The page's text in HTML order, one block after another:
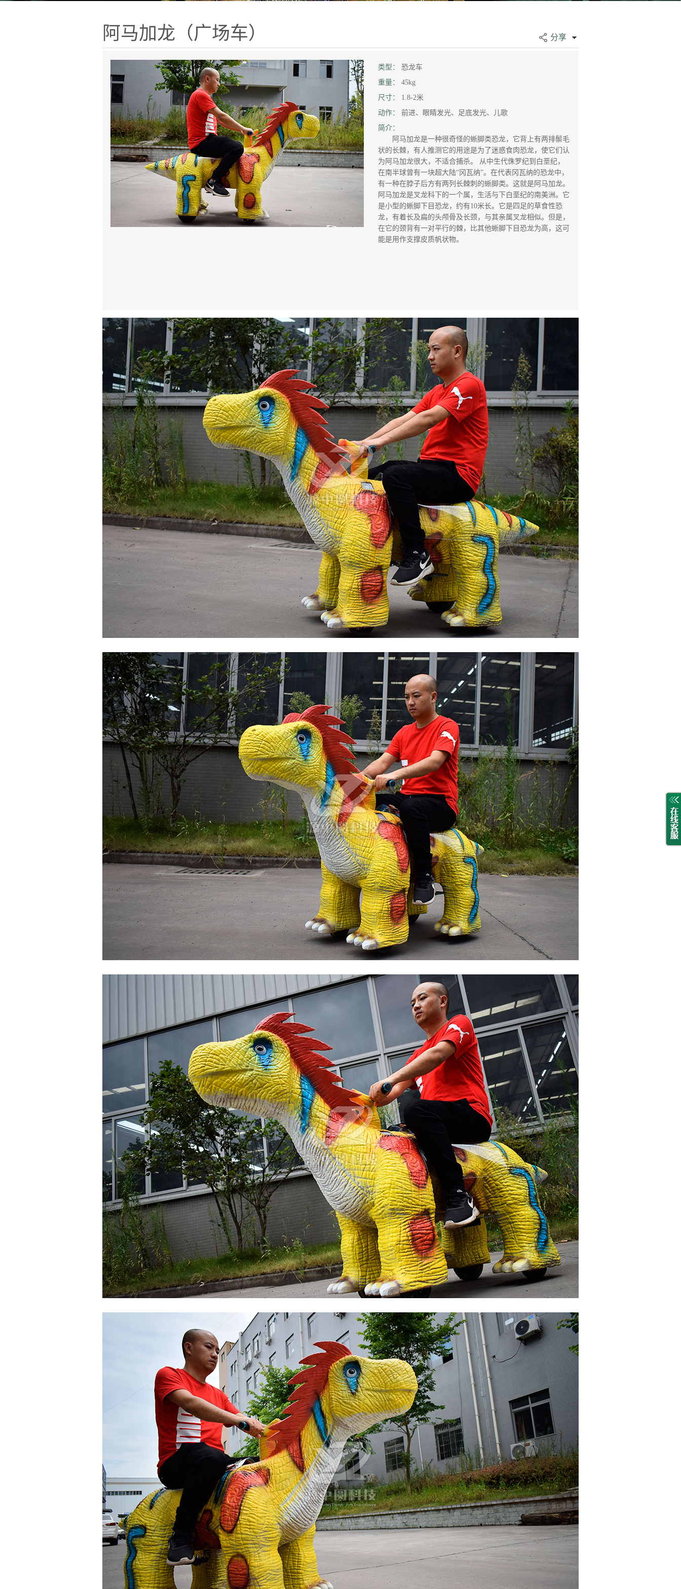
阿马加龙（广场车） 分享
类型：
恐龙车
重量：
45kg
尺寸：
1.8-2米
动作：
前进、眼睛发光、足底发光、儿歌
简介：
阿马加龙是一种很奇怪的蜥脚类恐龙，它背上有两排鬃毛
状的长棘，有人推测它的用途是为了迷惑食肉恐龙，使它们认
为阿马加龙很大，不适合捕杀。 从中生代侏罗纪到白垩纪，
在南半球曾有一块超大陆“冈瓦纳”。在代表冈瓦纳的恐龙中，
有一种在脖子后方有两列长棘刺的蜥脚类。这就是阿马加龙。
阿马加龙是叉龙科下的一个属，生活与下白垩纪的南美洲。它
是小型的蜥脚下目恐龙，约有10米长。它是四足的草食性恐
龙，有着长及扁的头颅骨及长颈，与其亲属叉龙相似。但是，
在它的颈背有一对平行的棘，比其他蜥脚下目恐龙为高，这可
能是用作支撑皮质帆状物。